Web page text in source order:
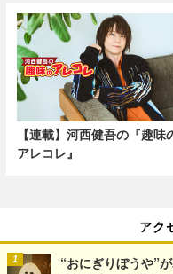
【連載】河西健吾の『趣味
アレコレ』
アク
“おにぎりぼうや”